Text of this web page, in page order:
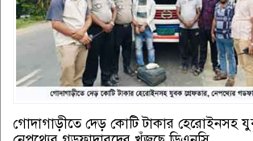
গোদাগাড়ীতে দেড় কোটি টাকার হেরোইনসহ